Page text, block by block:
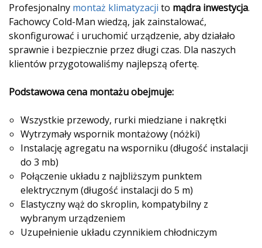
Profesjonalny montaż klimatyzacji to mądra inwestycja.
Fachowcy Cold-Man wiedzą, jak zainstalować,
skonfigurować i uruchomić urządzenie, aby działało
sprawnie i bezpiecznie przez długi czas. Dla naszych
klientów przygotowaliśmy najlepszą ofertę.
Podstawowa cena montażu obejmuje:
Wszystkie przewody, rurki miedziane i nakrętki
Wytrzymały wspornik montażowy (nóżki)
Instalację agregatu na wsporniku (długość instalacji
do 3 mb)
Połączenie układu z najbliższym punktem
elektrycznym (długość instalacji do 5 m)
Elastyczny wąż do skroplin, kompatybilny z
wybranym urządzeniem
Uzupełnienie układu czynnikiem chłodniczym